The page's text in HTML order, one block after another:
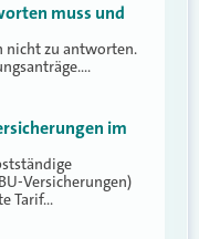
muss und
nicht zu antworten.
im
Versicherungen)
Tarif…